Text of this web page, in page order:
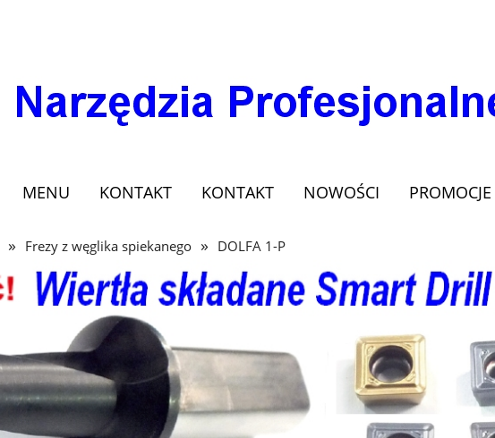
MENU KONTAKT KONTAKT NOWOŚCI PROMOCJE
» Frezy z węglika spiekanego » DOLFA 1-P